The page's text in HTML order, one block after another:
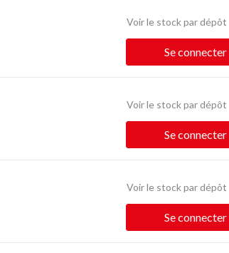
Voir le stock par dépôt
Se connecter
Voir le stock par dépôt
Se connecter
Voir le stock par dépôt
Se connecter